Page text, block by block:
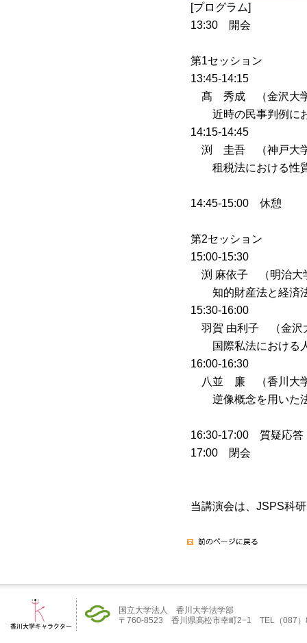
[プログラム]
13:30 開会
第1セッション
13:45-14:15
髙 秀成 （金沢大
近時の民事判例に
14:15-14:45
渕 圭吾 （神戸大
租税法における性
14:45-15:00 休憩
第2セッション
15:00-15:30
渕 麻依子 （明治大
知的財産法と経済法
15:30-16:00
羽賀 由利子 （金沢
国際私法における人
16:00-16:30
八並 廉 （香川大
逆像概念を用いた法
16:30-17:00 質疑応答
17:00 閉会
当講演会は、JSPS科
国立大学法人 香川大学法学部
〒760-8523 香川県高松市幸町2−1 TEL（087）